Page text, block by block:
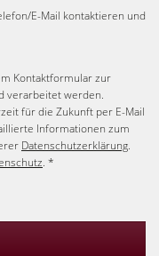
E-Mail kontaktieren und
Kontaktformular zur
verarbeitet werden.
für die Zukunft per E-Mail
Informationen zum
Datenschutzerklärung.
. *